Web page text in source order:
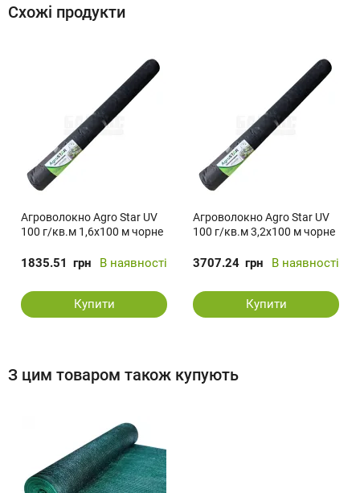
Схожі продукти
Агроволокно Agro Star UV
100 г/кв.м 1,6х100 м чорне
1835.51 грн В наявності
Купити
Агроволокно Agro Star UV
100 г/кв.м 3,2х100 м чорне
3707.24 грн В наявності
Купити
З цим товаром також купують